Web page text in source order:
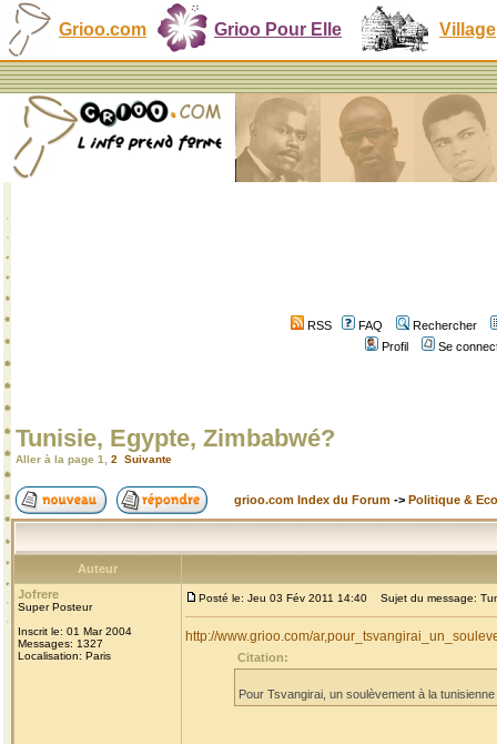
Grioo.com Grioo Pour Elle Village
RSS FAQ
Rechercher
Profil
Se
Tunisie, Egypte, Zimbabwé?
Aller à la page 1 2 Suivante
grioo.com Index du Forum -> Politique &
Auteur
Jofrere
Super Posteur
Inscrit le: 01 Mar 2004
Messages: 1327
Localisation: Paris
Posté le: Jeu 03 Fév 2011 14:40 Sujet du message:
http://www.grioo.com/
Citation:
Pour Tsvangirai, un soulèvement à la